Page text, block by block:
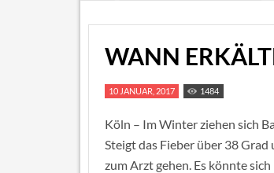
WANN
10 JANUAR, 2017 1484
Köln – Im Winter ziehen sich
Steigt das Fieber über 38
zum Arzt gehen. Es könnte sich